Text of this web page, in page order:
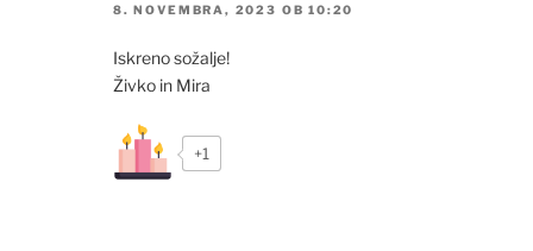
8. NOVEMBRA, 2023 OB 10:20
Iskreno sožalje!
Živko in Mira
+1